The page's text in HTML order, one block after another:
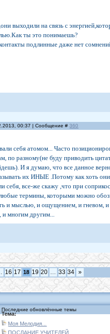
выходили на связь с
ты это понимаешь?
подлинные даже нет
00:37 | Сообщение #360
себя атомом... Часто
по разному(не буду приводить
И я думаю, что все данное
их ИНЫЕ .Потому как хоть
себя, все-же скажу ,что при
термины, которыми можно
и мыслью, и ощущением, и гневом, и
и многим другим...
16 17 18 19 20 33 34 »
Последние обновлённые темы
Тема:
Моя Мелодия...
ПОСЛАНИЕ УЧИТЕЛЕЙ